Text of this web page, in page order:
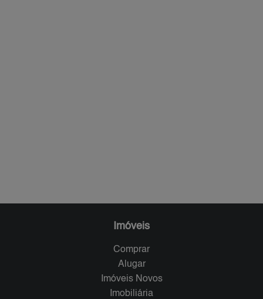
Imóveis
Comprar
Alugar
Imóveis Novos
Imobiliária